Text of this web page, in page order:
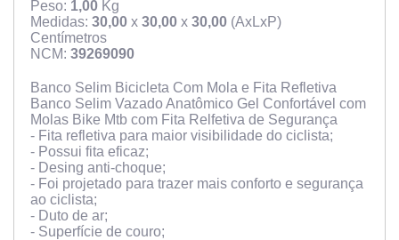
Peso: 1,00Kg
Medidas: 30,00x 30,00x 30,00(AxLxP)
Centímetros
NCM: 39269090
Banco Selim Bicicleta Com Mola e Fita Refletiva
Banco Selim Vazado Anatômico Gel Confortável com
Molas Bike Mtb com Fita Relfetiva de Segurança
- Fita refletiva para maior visibilidade do ciclista;
- Possui fita eficaz;
- Desing anti-choque;
- Foi projetado para trazer mais conforto e segurança
ao ciclista;
- Duto de ar;
- Superfície de couro;